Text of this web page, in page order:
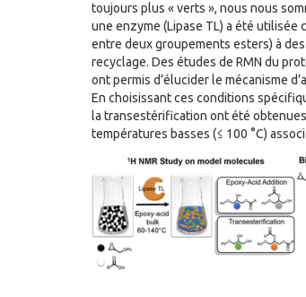
toujours plus « verts », nous nous
une enzyme (Lipase TL) a été
entre deux groupements esters) à
recyclage. Des études de RMN du
ont permis d’élucider le mécanisme
En choisissant ces conditions
la transestérification ont été
températures basses (≤ 100 °C)